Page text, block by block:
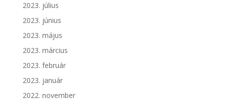
2023. július
2023. június
2023. május
2023. március
2023. február
2023. január
2022. november